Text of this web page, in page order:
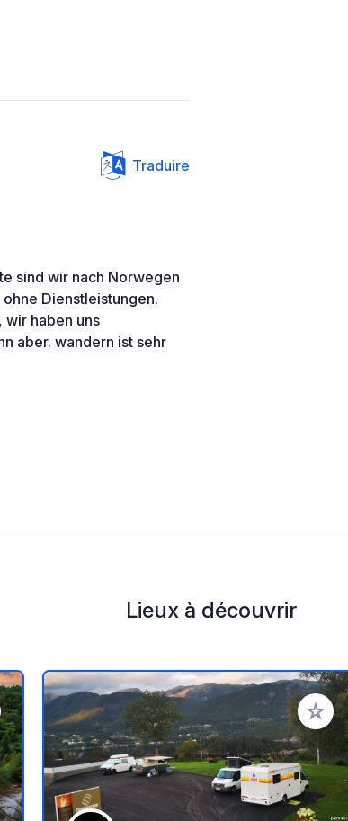
Traduire
sind wir nach Norwegen
Dienstleistungen.
wir haben uns
aber. wandern ist sehr
Lieux à découvrir
à vos favoris Ajouter